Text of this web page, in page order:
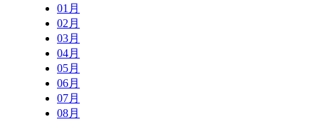
01月
02月
03月
04月
05月
06月
07月
08月